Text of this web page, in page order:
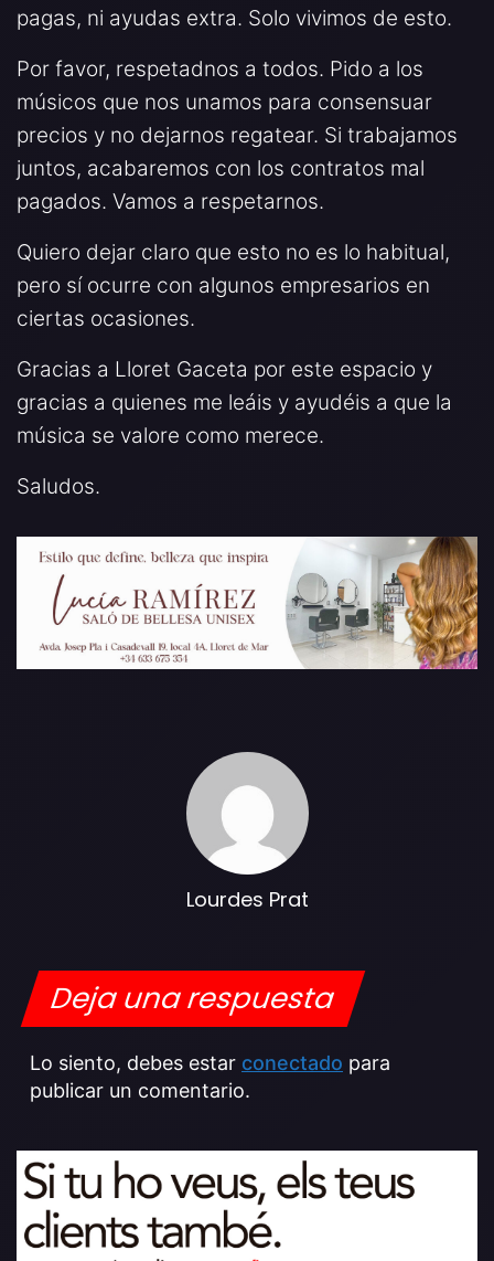
pagas, ni ayudas extra. Solo vivimos de esto.
Por favor, respetadnos a todos. Pido a los
músicos que nos unamos para consensuar
precios y no dejarnos regatear. Si trabajamos
juntos, acabaremos con los contratos mal
pagados. Vamos a respetarnos.
Quiero dejar claro que esto no es lo habitual,
pero sí ocurre con algunos empresarios en
ciertas ocasiones.
Gracias a Lloret Gaceta por este espacio y
gracias a quienes me leáis y ayudéis a que la
música se valore como merece.
Saludos.
Lourdes Prat
Deja una respuesta
Lo siento, debes estar conectado para
publicar un comentario.